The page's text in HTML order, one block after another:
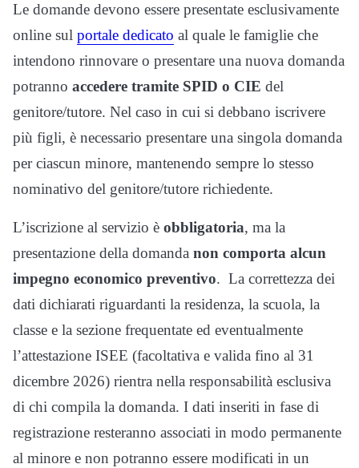
Le domande devono essere presentate esclusivamente
online sul portale dedicato al quale le famiglie che
intendono rinnovare o presentare una nuova domanda
potranno accedere tramite SPID o CIE del
genitore/tutore. Nel caso in cui si debbano iscrivere
più figli, è necessario presentare una singola domanda
per ciascun minore, mantenendo sempre lo stesso
nominativo del genitore/tutore richiedente.
L’iscrizione al servizio è obbligatoria, ma la
presentazione della domanda non comporta alcun
impegno economico preventivo. La correttezza dei
dati dichiarati riguardanti la residenza, la scuola, la
classe e la sezione frequentate ed eventualmente
l’attestazione ISEE (facoltativa e valida fino al 31
dicembre 2026) rientra nella responsabilità esclusiva
di chi compila la domanda. I dati inseriti in fase di
registrazione resteranno associati in modo permanente
al minore e non potranno essere modificati in un